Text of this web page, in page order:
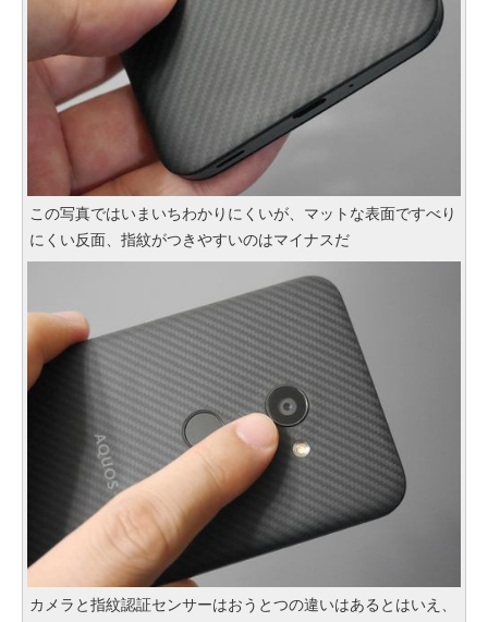
この写真ではいまいちわかりにくいが、マットな表面ですべり
にくい反面、指紋がつきやすいのはマイナスだ
カメラと指紋認証センサーはおうとつの違いはあるとはいえ、